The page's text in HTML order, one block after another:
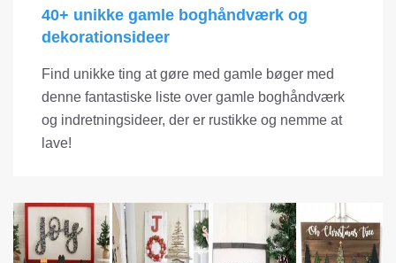
40+ unikke gamle boghåndværk og
dekorationsideer
Find unikke ting at gøre med gamle bøger med
denne fantastiske liste over gamle boghåndværk
og indretningsideer, der er rustikke og nemme at
lave!